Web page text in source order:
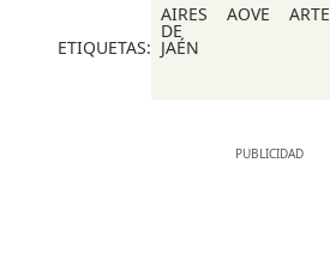
ETIQUETAS:
AIRES
DE
JAÉN
AOVE ARTE